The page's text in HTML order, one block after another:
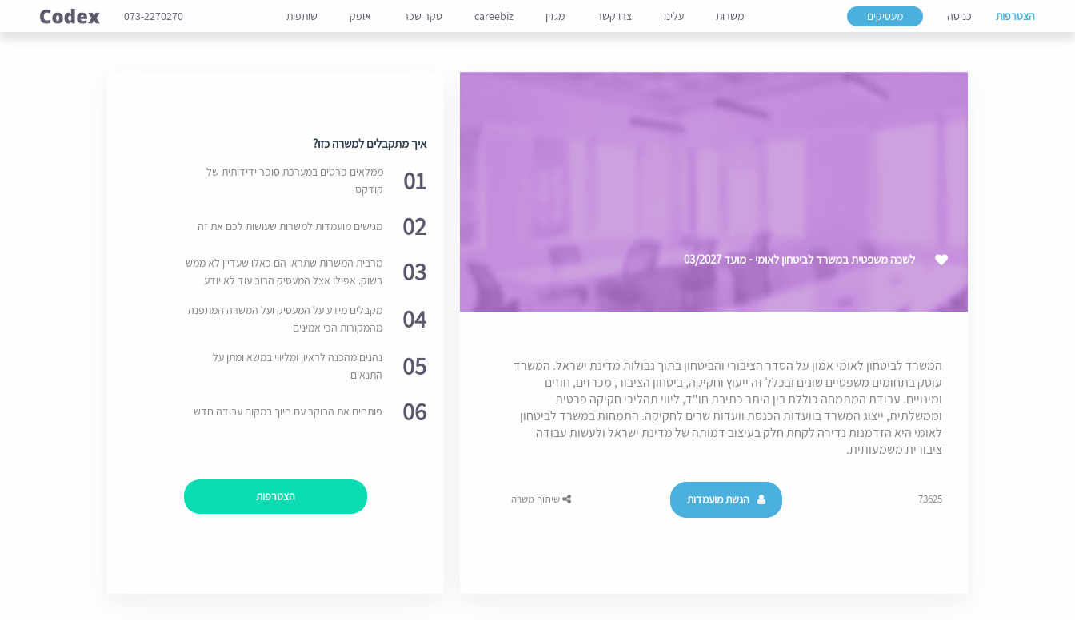
הצטרפות כניסה מעסיקים משרות עלינו צרו קשר מגזין careebiz סקר שכר אופק שותפות 073-2270270
לשכה משפטית במשרד לביטחון לאומי - מועד 03/2027
המשרד לביטחון לאומי אמון על הסדר הציבורי והביטחון בתוך גבולות מדינת ישראל. המשרד
עוסק בתחומים משפטיים שונים ובכלל זה ייעוץ וחקיקה, ביטחון הציבור, מכרזים, חוזים
ומינויים. עבודת המתמחה כוללת בין היתר כתיבת חו"ד, ליווי תהליכי חקיקה פרטית
וממשלתית, ייצוג המשרד בוועדות הכנסת וועדות שרים לחקיקה. התמחות במשרד לביטחון
לאומי היא הזדמנות נדירה לקחת חלק בעיצוב דמותה של מדינת ישראל ולעשות עבודה
ציבורית משמעותית.
73625 הגשת מועמדות שיתוף משרה
איך מתקבלים למשרה כזו?
01
ממלאים פרטים במערכת סופר ידידותית של
קודקס
02 מגישים מועמדות למשרות שעושות לכם את זה
03
מרבית המשרות שתראו הם כאלו שעדיין לא ממש
בשוק. אפילו אצל המעסיק הרוב עוד לא יודע
04
מקבלים מידע על המעסיק ועל המשרה המתפנה
מהמקורות הכי אמינים
05
נהנים מהכנה לראיון ומליווי במשא ומתן על
התנאים
06 פותחים את הבוקר עם חיוך במקום עבודה חדש
הצטרפות